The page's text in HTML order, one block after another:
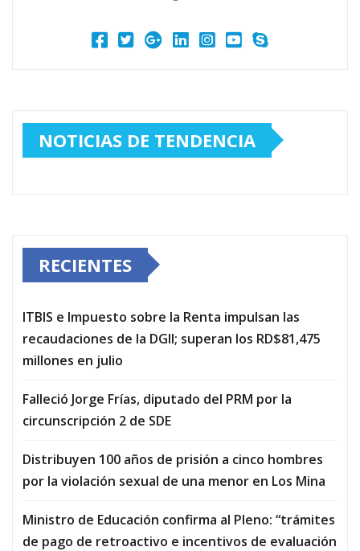
NOTICIAS DE TENDENCIA
RECIENTES
ITBIS e Impuesto sobre la Renta impulsan las
recaudaciones de la DGII; superan los RD$81,475
millones en julio
Falleció Jorge Frías, diputado del PRM por la
circunscripción 2 de SDE
Distribuyen 100 años de prisión a cinco hombres
por la violación sexual de una menor en Los Mina
Ministro de Educación confirma al Pleno: “trámites
de pago de retroactivo e incentivos de evaluación